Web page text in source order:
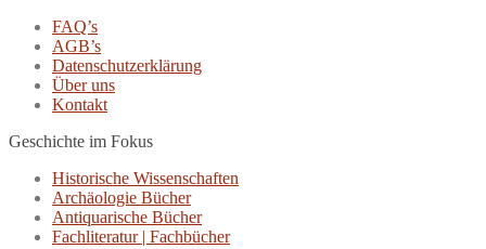
FAQ’s
AGB’s
Datenschutzerklärung
Über uns
Kontakt
Geschichte im Fokus
Historische Wissenschaften
Archäologie Bücher
Antiquarische Bücher
Fachliteratur | Fachbücher